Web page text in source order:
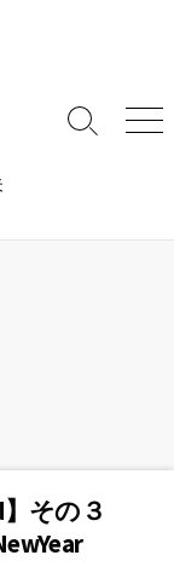
検
メ
】その３